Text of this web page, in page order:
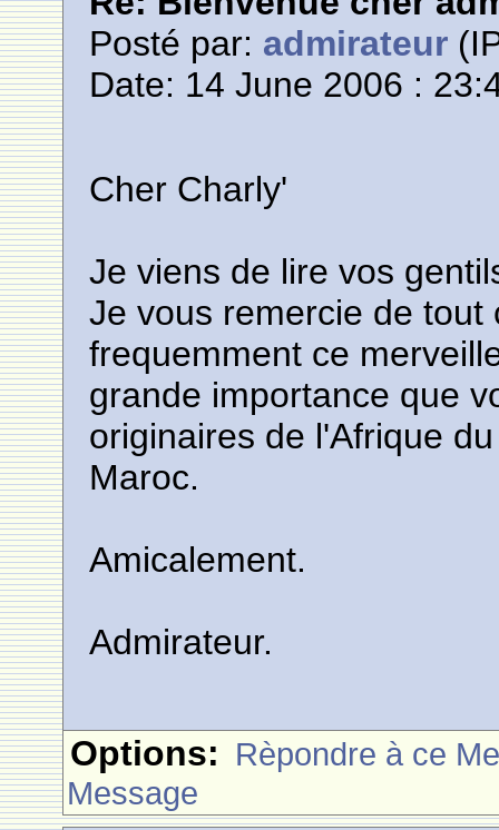
Posté par: admirateur
Date: 14 June 2006 :
Cher Charly'
Je viens de lire vos
Je vous remercie de
frequemment ce
grande importance que
originaires de l'Afrique
Maroc.
Amicalement.
Admirateur.
Options: Rèpondre à ce
Message